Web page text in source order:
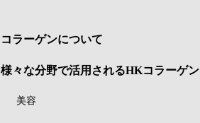
コラーゲンについて
様々な分野で活用されるHKコラーゲン
美容